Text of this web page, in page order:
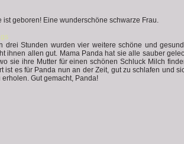
ist geboren! Eine wunderschöne schwarze Frau.
drei Stunden wurden vier weitere schöne und
ihnen allen gut. Mama Panda hat sie alle sauber
sie ihre Mutter für einen schönen Schluck Milch
ist es für Panda nun an der Zeit, gut zu schlafen und
Gut gemacht, Panda!